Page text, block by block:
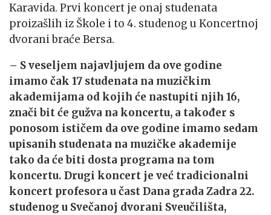
Karavida. Prvi koncert je onaj studenata
proizašlih iz Škole i to 4. studenog u Koncertnoj
dvorani braće Bersa.
– S veseljem najavljujem da ove godine
imamo čak 17 studenata na muzičkim
akademijama od kojih će nastupiti njih 16,
znači bit će gužva na koncertu, a također s
ponosom ističem da ove godine imamo sedam
upisanih studenata na muzičke akademije
tako da će biti dosta programa na tom
koncertu. Drugi koncert je već tradicionalni
koncert profesora u čast Dana grada Zadra 22.
studenog u Svečanoj dvorani Sveučilišta,